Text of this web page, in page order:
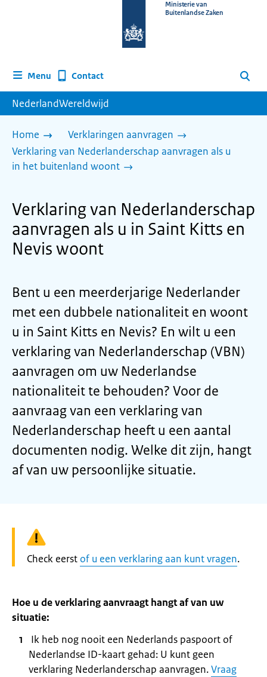
homepage
Ministerie van
Buitenlandse Zaken
Menu Contact Zoeken
NederlandWereldwijd
Home
Verklaringen aanvragen
Verklaring van Nederlanderschap aanvragen als u
in het buitenland woont
Verklaring van Nederlanderschap
aanvragen als u in Saint Kitts en
Nevis woont
Bent u een meerderjarige Nederlander
met een dubbele nationaliteit en woont
u in Saint Kitts en Nevis? En wilt u een
verklaring van Nederlanderschap (VBN)
aanvragen om uw Nederlandse
nationaliteit te behouden? Voor de
aanvraag van een verklaring van
Nederlanderschap heeft u een aantal
documenten nodig. Welke dit zijn, hangt
af van uw persoonlijke situatie.
Waarschuwing:
Check eerst of u een verklaring aan kunt vragen.
Hoe u de verklaring aanvraagt hangt af van uw
situatie:
Ik heb nog nooit een Nederlands paspoort of
Nederlandse ID-kaart gehad: U kunt geen
verklaring Nederlanderschap aanvragen.Vraag